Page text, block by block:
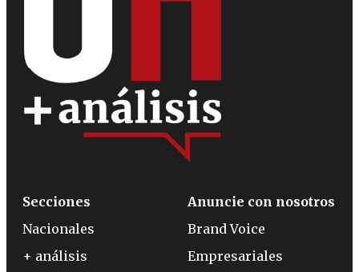
Secciones
Nacionales
+ análisis
Anuncie con nosotros
Brand Voice
Empresariales